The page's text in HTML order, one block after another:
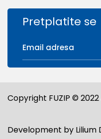
Pretplatite se
Copyright FUZIP ©
Development by Lilium